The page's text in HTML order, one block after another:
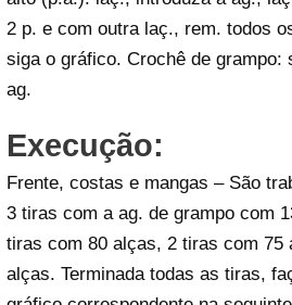
2 p. e com outra laç., rem. todos
siga o gráfico. Crochê de grampo:
ag.
Execução:
Frente, costas e mangas – São
3 tiras com a ag. de grampo com
tiras com 80 alças, 2 tiras com 75
alças. Terminada todas as tiras,